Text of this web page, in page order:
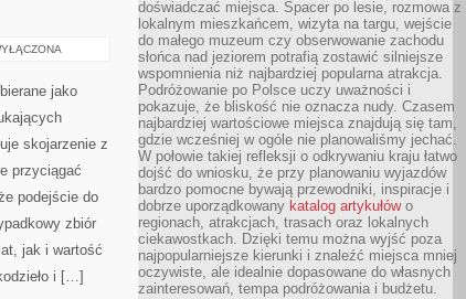
jako
skojarzenie z
przyciągać
podejście do
zbiór
jak i wartość
i […]
doświadczać miejsca. Spacer po lesie, rozmowa z
lokalnym mieszkańcem, wizyta na targu, wejście
do małego muzeum czy obserwowanie zachodu
słońca nad jeziorem potrafią zostawić silniejsze
wspomnienia niż najbardziej popularna atrakcja.
Podróżowanie po Polsce uczy uważności i
pokazuje, że bliskość nie oznacza nudy. Czasem
najbardziej wartościowe miejsca znajdują się tam,
gdzie wcześniej w ogóle nie planowaliśmy jechać.
W połowie takiej refleksji o odkrywaniu kraju łatwo
dojść do wniosku, że przy planowaniu wyjazdów
bardzo pomocne bywają przewodniki, inspiracje i
dobrze uporządkowany katalog artykułówo
regionach, atrakcjach, trasach oraz lokalnych
ciekawostkach. Dzięki temu można wyjść poza
najpopularniejsze kierunki i znaleźć miejsca mniej
oczywiste, ale idealnie dopasowane do własnych
zainteresowań, tempa podróżowania i budżetu.